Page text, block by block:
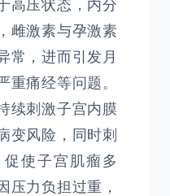
高压状态，内分
雌激素与孕激素
常，进而引发月
重痛经等问题。
续刺激子宫内膜
变风险，同时刺
使子宫肌瘤多
压力负担过重，